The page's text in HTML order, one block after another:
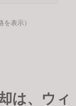
表示）
は、ウィ